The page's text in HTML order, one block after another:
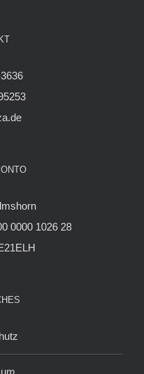
0000 1026 28